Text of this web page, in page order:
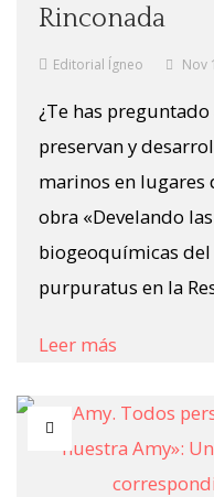
Rinconada
Editorial Ígneo Nov
¿Te has
preservan y
marinos en lugares
obra «Develando
biogeoquímicas
purpuratus en la
Leer más